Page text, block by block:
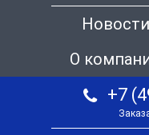
Новости
О
+7